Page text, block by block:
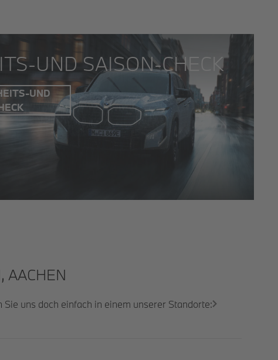
UND SAISON-CHECK
UND
uns doch einfach in einem unserer Standorte: